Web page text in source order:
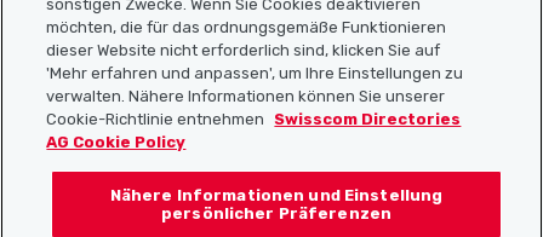
Localcities App herunterladen
Folgt uns auf:
sonstigen Zwecke. Wenn Sie Cookies deaktivieren
möchten, die für das ordnungsgemäße Funktionieren
dieser Website nicht erforderlich sind, klicken Sie auf
'Mehr erfahren und anpassen', um Ihre Einstellungen zu
verwalten. Nähere Informationen können Sie unserer
Cookie-Richtlinie entnehmen
Swisscom Directories
AG Cookie Policy
Nähere Informationen und Einstellung
persönlicher Präferenzen